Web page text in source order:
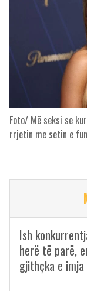
Foto/ Më seksi se
rrjetin me setin e
Ish
herë të parë,
gjithçka e imja